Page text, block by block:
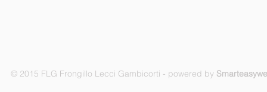
© 2015 FLG Frongillo Lecci Gambicorti - powered by